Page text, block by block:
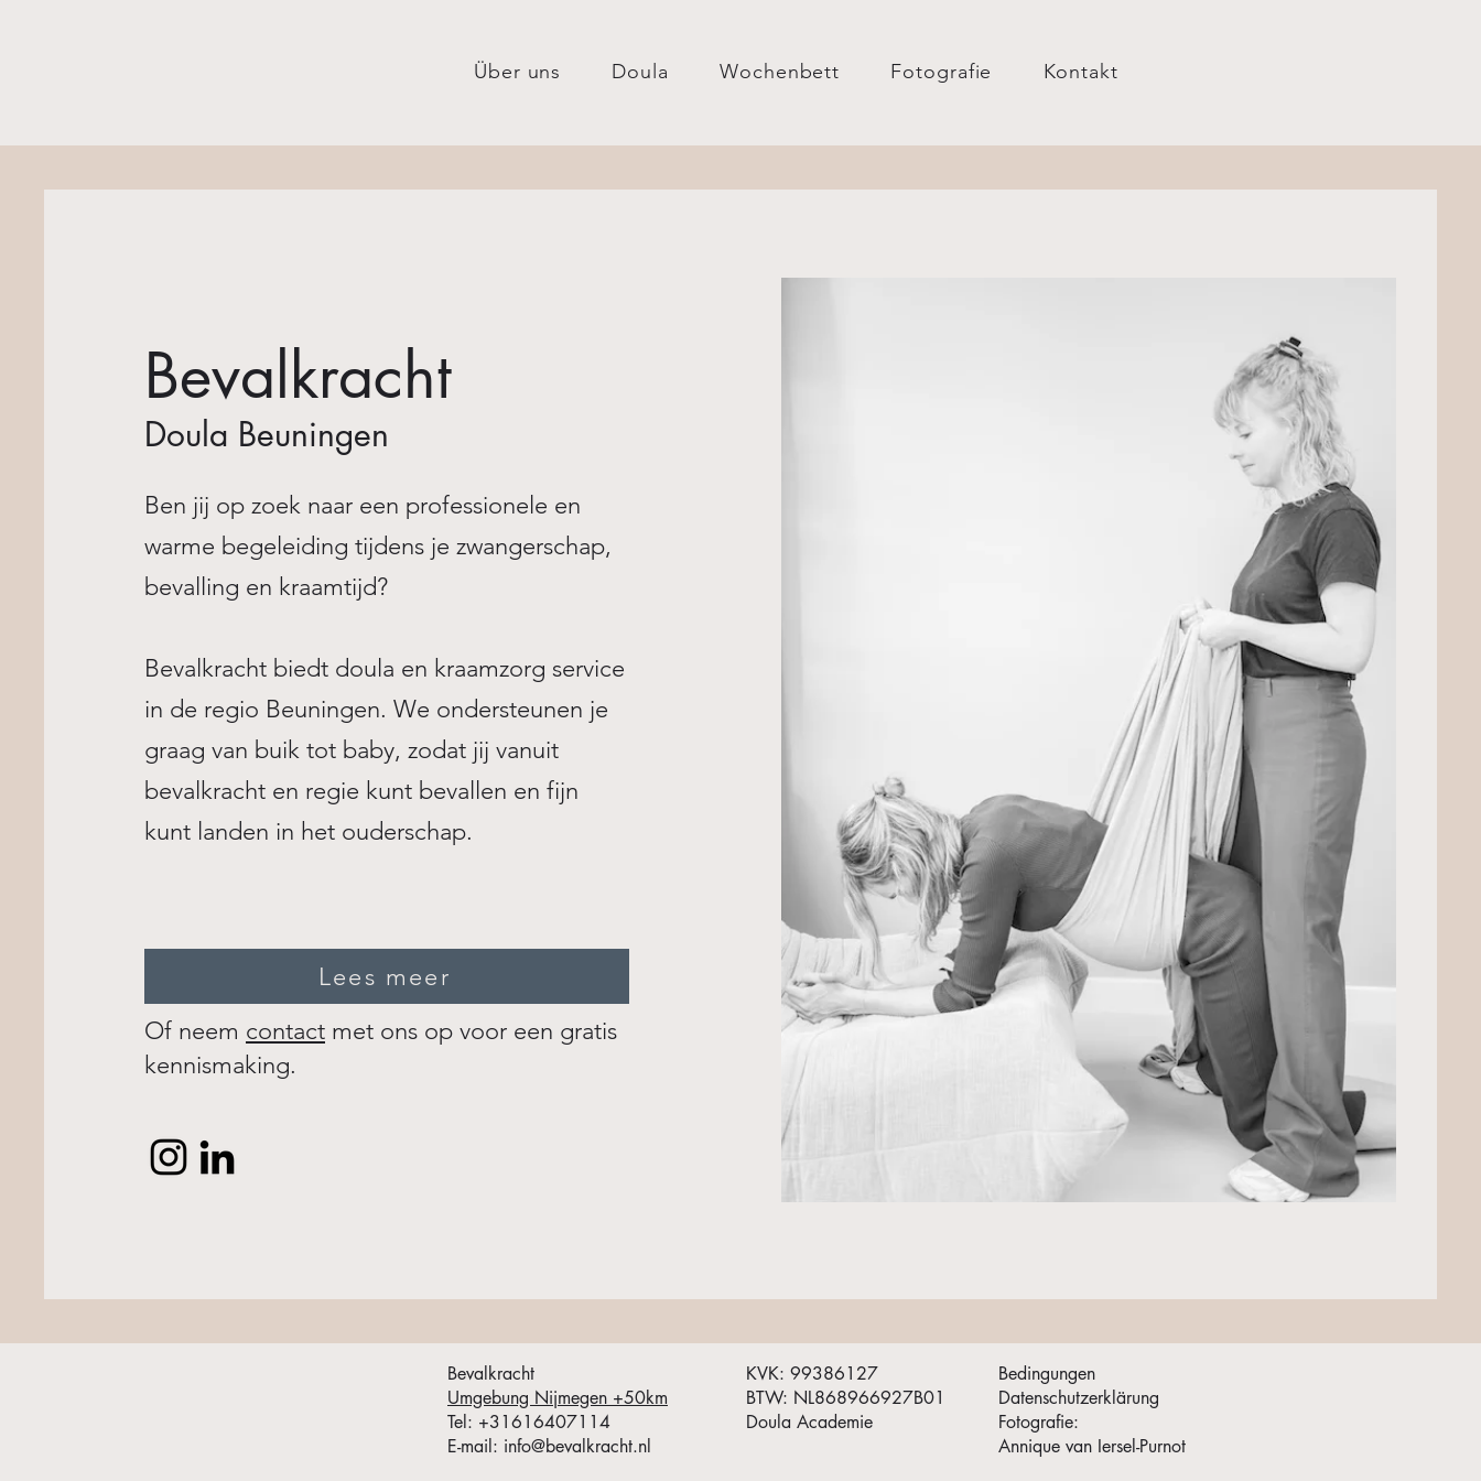
Über uns Doula Wochenbett Fotografie Kontakt
Bevalkracht
Doula Beuningen
Ben jij op zoek naar een professionele en
warme begeleiding tijdens je zwangerschap,
bevalling en kraamtijd?
Bevalkracht biedt doula en kraamzorg service
in de regio Beuningen. We ondersteunen je
graag van buik tot baby, zodat jij vanuit
bevalkracht en regie kunt bevallen en fijn
kunt landen in het ouderschap.
Of neem contact met ons op voor een gratis
kennismaking.
Lees meer
Bevalkracht
Umgebung Nijmegen +50km
​Tel: +31616407114
E-mail: info@bevalkracht.nl
KVK: 99386127
BTW: NL868966927B01
Doula Academie
Bedingungen
Datenschutzerklärung
Fotografie:
Annique van Iersel-Purnot